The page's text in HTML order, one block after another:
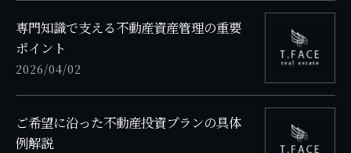
専門知識で支える不動産資産管理の重要
ポイント
2026/04/02
ご希望に沿った不動産投資プランの具体
例解説